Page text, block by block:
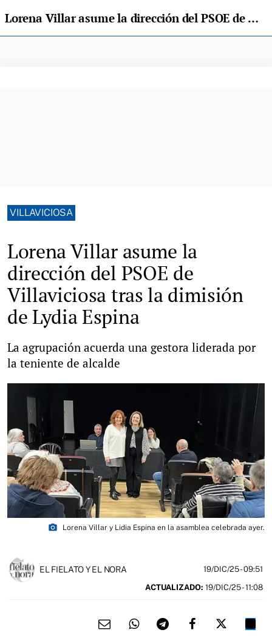
Lorena Villar asume la dirección del PSOE de Villaviciosa tras la dimisión de Lydia Espina
VILLAVICIOSA
Lorena Villar asume la
dirección del PSOE de
Villaviciosa tras la dimisión
de Lydia Espina
La agrupación acuerda una gestora liderada por
la teniente de alcalde
photo_camera Lorena Villar y Lidia Espina en la asamblea celebrada ayer.
EL FIELATO Y EL NORA 19/DIC/25- 09:51
ACTUALIZADO: 19/DIC/25 - 11:08